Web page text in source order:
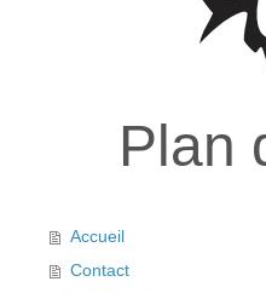
Plan
Accueil
Contact